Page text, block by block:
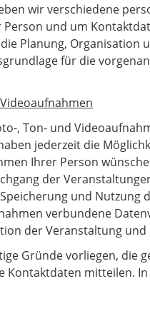
wir verschiedene
und um
Planung,
für die
, Ton- und
jederzeit die
Ihrer Person
der
und
verbundene
der Veranstaltung
Gründe vorliegen, die
Kontaktdaten mitteilen.